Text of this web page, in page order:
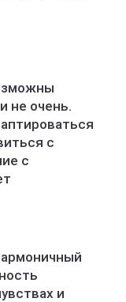
не очень.
с
с
и